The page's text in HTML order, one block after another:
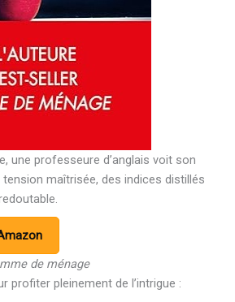
une professeure d’anglais voit son
tension maîtrisée, des indices distillés
de ménage
profiter pleinement de l’intrigue :